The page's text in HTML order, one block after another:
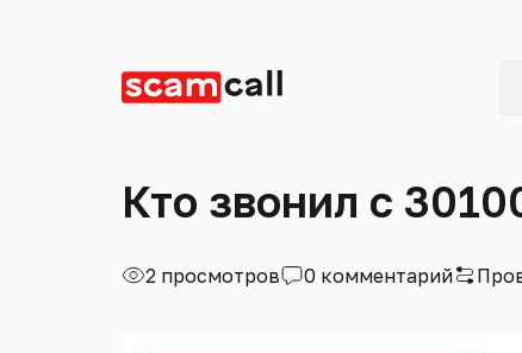
Кто звонил с
2 просмотров 0 комментарий